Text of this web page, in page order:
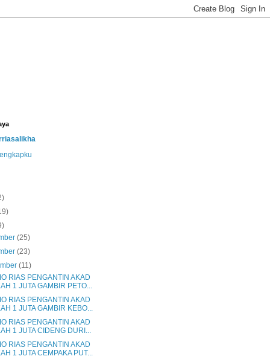
(25)
(23)
(11)
RIAS PENGANTIN AKAD
1 JUTA GAMBIR PETO...
RIAS PENGANTIN AKAD
1 JUTA GAMBIR KEBO...
RIAS PENGANTIN AKAD
1 JUTA CIDENG DURI...
RIAS PENGANTIN AKAD
1 JUTA CEMPAKA PUT...